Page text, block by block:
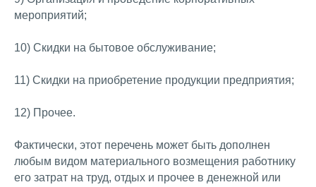
мероприятий;
10) Скидки на бытовое обслуживание;
11) Скидки на приобретение продукции предприятия;
12) Прочее.
Фактически, этот перечень может быть дополнен
любым видом материального возмещения работнику
его затрат на труд, отдых и прочее в денежной или